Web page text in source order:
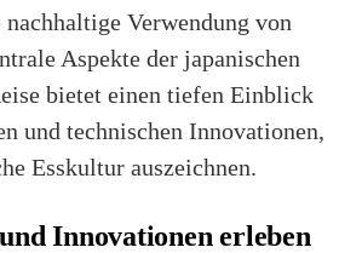
Verwendung von
Aspekte der japanischen
bietet einen tiefen Einblick
und technischen Innovationen,
Esskultur auszeichnen.
Innovationen erleben